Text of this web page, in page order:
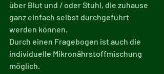
über Blut und / oder Stuhl, die zuhause
ganz einfach selbst durchgeführt
werden können.
Durch einen Fragebogen ist auch die
individuelle Mikronährstoffmischung
möglich.